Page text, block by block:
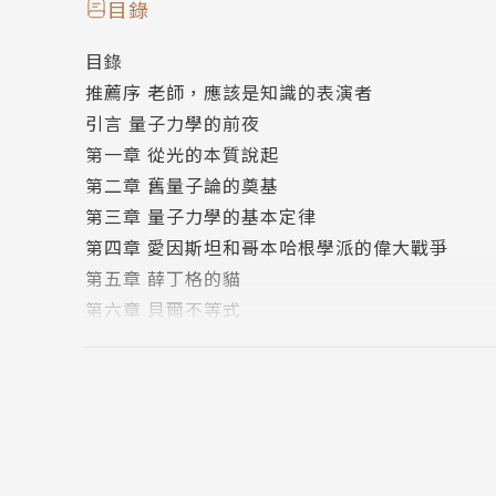
這門學問聽起來荒謬，為什麼還要搞懂它？
因為沒有量子物理，就沒有現代資訊革命。
我們天天滑的手機裡面的晶片、充電器，
治療青光眼、近視眼的雷射光，還有可以診斷出
都是量子物理的一種。（因為它們都是一種波。）
在已開發國家中，超過1/3的國內生產總值都跟量
這是一門改變人類生活最有用的物理學。
本書作者羅金海，是擁有100萬粉絲「量子學派」
目錄
目錄
推薦序 老師，應該是知識的表演者
引言 量子力學的前夜
第一章 從光的本質說起
第二章 舊量子論的奠基
第三章 量子力學的基本定律
第四章 愛因斯坦和哥本哈根學派的偉大戰爭
第五章 薛丁格的貓
第六章 貝爾不等式